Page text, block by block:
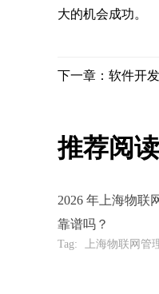
大的机会成功。
下一章：软件开
推荐阅读
2026 年上海物联
靠谱吗？
Tag: 上海物联网管